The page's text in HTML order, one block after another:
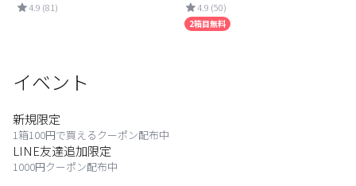
4.9 (81) 4.9 (50)
2箱目無料
イベント
新規限定
1箱100円で買えるクーポン配布中
LINE友達追加限定
1000円クーポン配布中